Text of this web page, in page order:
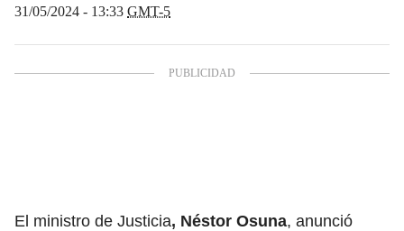
31/05/2024 - 13:33 GMT-5
El ministro de Justicia, Néstor Osuna, anunció